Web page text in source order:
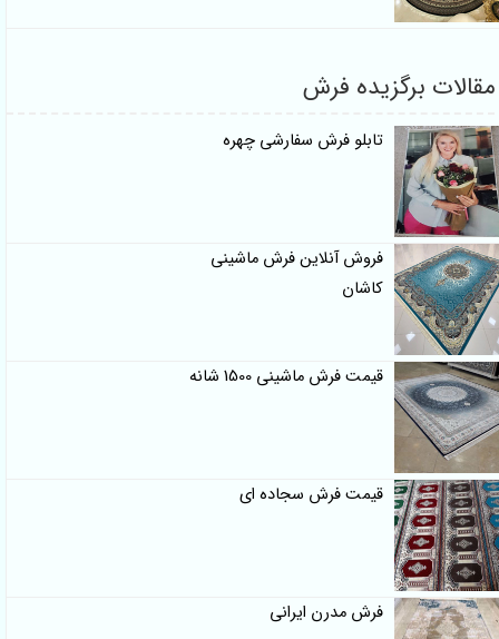
برگزیده فرش
تابلو فرش سفارشی چهره
فروش آنلاین فرش ماشینی
کاشان
قیمت فرش ماشینی 1500 شانه
قیمت فرش سجاده ای
فرش مدرن ایرانی